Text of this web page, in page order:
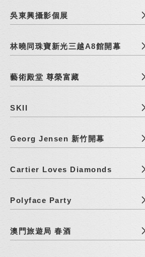
吳東興攝影個展
林曉同珠寶新光三越A8館開幕
藝術殿堂 尊榮富藏
SKII
Georg Jensen 新竹開幕
Cartier Loves Diamonds
Polyface Party
澳門旅遊局 春酒